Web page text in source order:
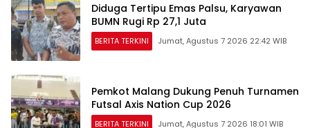
Diduga Tertipu Emas Palsu, Karyawan
BUMN Rugi Rp 27,1 Juta
BERITA TERKINI Jumat, Agustus 7 2026 22:42 WIB
Pemkot Malang Dukung Penuh Turnamen
Futsal Axis Nation Cup 2026
BERITA TERKINI Jumat, Agustus 7 2026 18:01 WIB